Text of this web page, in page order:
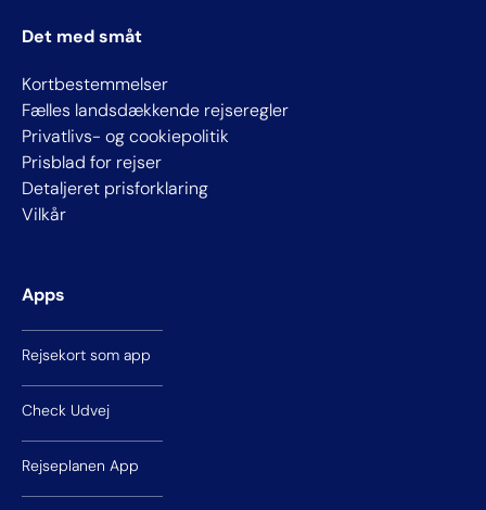
Det med småt
Kortbestemmelser
Fælles landsdækkende rejseregler
Privatlivs- og cookiepolitik
Prisblad for rejser
Detaljeret prisforklaring
Vilkår
Apps
Rejsekort som app
Check Udvej
Rejseplanen App